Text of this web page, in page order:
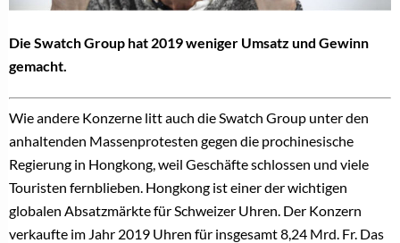
Die Swatch Group hat 2019 weniger Umsatz und Gewinn
gemacht.
Wie andere Konzerne litt auch die Swatch Group unter den
anhaltenden Massenprotesten gegen die prochinesische
Regierung in Hongkong, weil Geschäfte schlossen und viele
Touristen fernblieben. Hongkong ist einer der wichtigen
globalen Absatzmärkte für Schweizer Uhren. Der Konzern
verkaufte im Jahr 2019 Uhren für insgesamt 8,24 Mrd. Fr. Das